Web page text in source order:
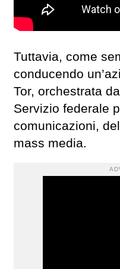
Tuttavia, come
conducendo
Tor, orchestrata
Servizio federale
comunicazioni,
mass media.